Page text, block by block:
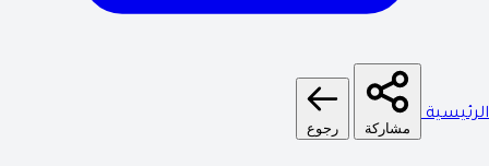
الرئيسية
مشاركة رجوع